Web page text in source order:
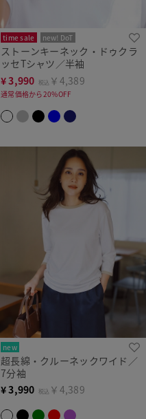
time sale
new! DoT
まとめ買い対象
ストーンキーネック・ドゥクラ
ッセTシャツ／半袖
¥3,990 税込 ￥4,389
通常価格から20%OFF
new
超長綿・クルーネックワイド／
7分袖
¥3,990 税込 ￥4,389